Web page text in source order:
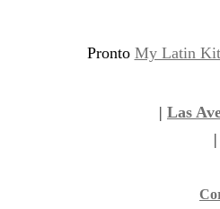
Pronto My Latin
| Las